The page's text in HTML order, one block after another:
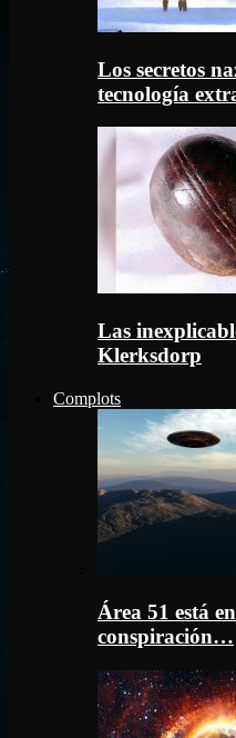
Los secretos
tecnología
Las
Klerksdorp
Complots
Área 51 está
conspiración…